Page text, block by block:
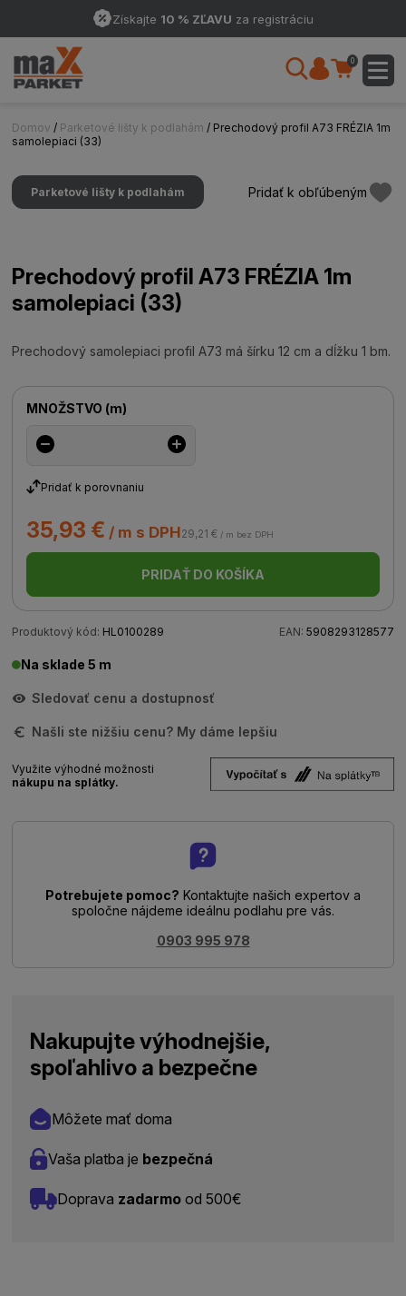
Získajte 10 % ZĽAVU za registráciu
0
Domov / Parketové lišty k podlahám / Prechodový profil A73 FRÉZIA 1m
samolepiaci (33)
Parketové lišty k podlahám Pridať k obľúbeným
Prechodový profil A73 FRÉZIA 1m
samolepiaci (33)
Prechodový samolepiaci profil A73 má šírku 12 cm a dĺžku 1 bm.
MNOŽSTVO (m)
Pridať k porovnaniu
35,93 € / m s DPH29,21 € / m bez DPH
PRIDAŤ DO KOŠÍKA
Produktový kód: HL0100289 EAN: 5908293128577
Na sklade 5 m
Sledovať cenu a dostupnosť
Našli ste nižšiu cenu? My dáme lepšiu
Využite výhodné možnosti
nákupu na splátky.
Potrebujete pomoc? Kontaktujte našich expertov a
spoločne nájdeme ideálnu podlahu pre vás.
0903 995 978
Nakupujte výhodnejšie,
spoľahlivo a bezpečne
Môžete mať doma
Vaša platba je bezpečná
Doprava zadarmo od 500€